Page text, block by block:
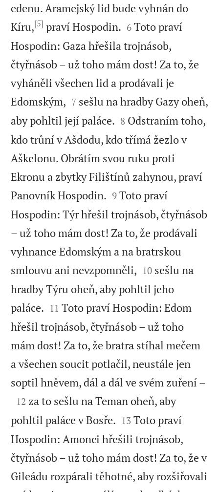
edenu. Aramejský lid bude vyhnán do
Kíru,[5] praví Hospodin. 

6 Toto praví
Hospodin: Gaza hřešila trojnásob,
čtyřnásob – už toho mám dost! Za to, že
vyháněli všechen lid a prodávali je
Edomským, 

7 sešlu na hradby Gazy oheň,
aby pohltil její paláce. 

8 Odstraním toho,
kdo trůní v Ašdodu, kdo třímá žezlo v
Aškelonu. Obrátím svou ruku proti
Ekronu a zbytky Filištínů zahynou, praví
Panovník Hospodin. 

9 Toto praví
Hospodin: Týr hřešil trojnásob, čtyřnásob
– už toho mám dost! Za to, že prodávali
vyhnance Edomským a na bratrskou
smlouvu ani nevzpomněli, 

10 sešlu na
hradby Týru oheň, aby pohltil jeho
paláce. 

11 Toto praví Hospodin: Edom
hřešil trojnásob, čtyřnásob – už toho
mám dost! Za to, že bratra stíhal mečem
a všechen soucit potlačil, neustále jen
soptil hněvem, dál a dál ve svém zuření –

12 za to sešlu na Teman oheň, aby
pohltil paláce v Bosře. 

13 Toto praví
Hospodin: Amonci hřešili trojnásob,
čtyřnásob – už toho mám dost! Za to, že v
Gileádu rozpárali těhotné, aby rozšiřovali